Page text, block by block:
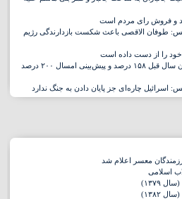
و فروش رای مردم است
طوفان الاقصی باعث شکست بازدارندگی رژیم
خود را از دست داده است
زاکانی: تحقق بودجه شهرداری تهران سال قبل ۱۵۸ درصد و پیش‌بینی امسال ۲۰۰ درصد
چاره‌ای جز پایان دادن به جنگ ندارد
معسر اعلام شد
اسلامی
۱۳۷۹)
۱۳۸۲)